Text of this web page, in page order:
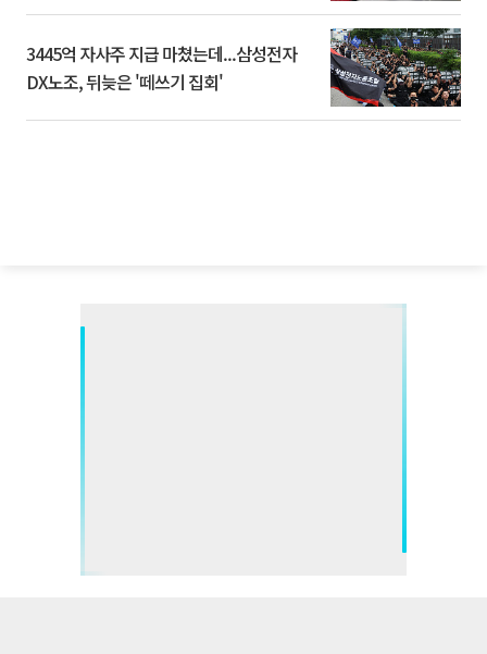
3445억 자사주 지급 마쳤는데...삼성전자
DX노조, 뒤늦은 '떼쓰기 집회'